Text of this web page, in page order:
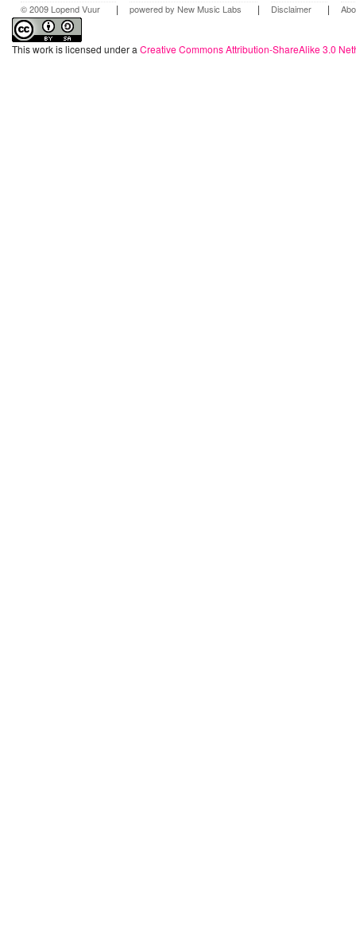
© 2009 Lopend Vuur | powered by New Music Labs | Disclaimer |
This work is licensed under a Creative Commons Attribution-ShareAlike 3.0